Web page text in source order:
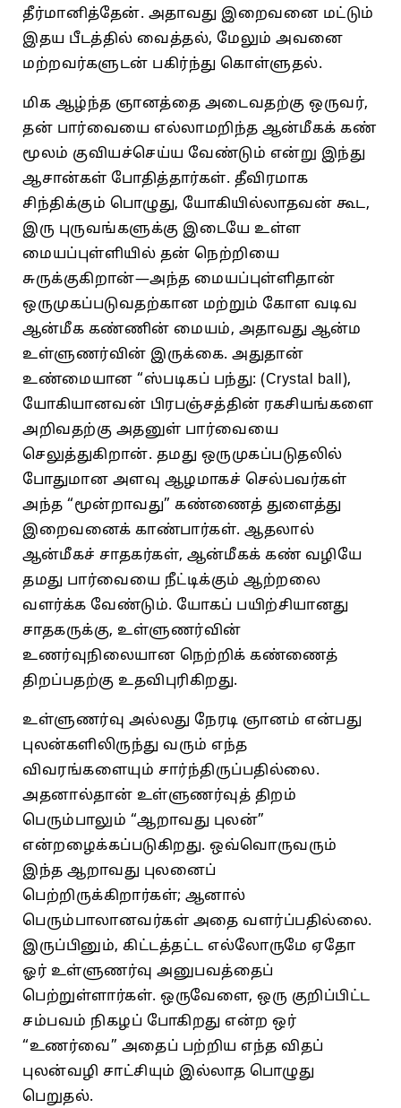
தீர்மானித்தேன்‌. அதாவது இறைவனை மட்டும்‌
இதய பீடத்தில்‌ வைத்தல்‌, மேலும்‌ அவனை
மற்றவர்களுடன்‌ பகிர்ந்து கொள்ளுதல்‌.
மிக ஆழ்ந்த ஞானத்தை அடைவதற்கு ஒருவர்‌,
தன்‌ பார்வையை எல்லாமறிந்த ஆன்மீகக்‌ கண்‌
மூலம்‌ குவியச்செய்ய வேண்டும்‌ என்று இந்து
ஆசான்கள்‌ போதித்தார்கள்‌. தீவிரமாக
சிந்திக்கும் பொழுது, யோகியில்லாதவன்‌ கூட,
இரு புருவங்களுக்கு இடையே உள்ள
மையப்புள்ளியில்‌ தன்‌ நெற்றியை
சுருக்குகிறான்‌—அந்த மையப்புள்ளிதான்‌
ஒருமுகப்படுவதற்கான மற்றும்‌ கோள வடிவ
ஆன்மீக கண்ணின்‌ மையம்‌, அதாவது ஆன்ம
உள்ளுணர்வின்‌ இருக்கை. அதுதான்‌
உண்மையான “ஸ்படிகப்‌ பந்து: (Crystal ball),
யோகியானவன்‌ பிரபஞ்சத்தின்‌ ரகசியங்களை
அறிவதற்கு அதனுள்‌ பார்வையை
செலுத்துகிறான்‌. தமது ஒருமுகப்படுதலில்‌
போதுமான அளவு ஆழமாகச்‌ செல்பவர்கள்‌
அந்த “மூன்றாவது” கண்ணைத் ‌துளைத்து
இறைவனைக்‌ காண்பார்கள்‌. ஆதலால்‌
ஆன்மீகச் ‌சாதகர்கள்‌, ஆன்மீகக்‌ கண்‌ வழியே
தமது பார்வையை நீட்டிக்கும்‌ ஆற்றலை
வளர்க்க வேண்டும்‌. யோகப்‌ பயிற்சியானது
சாதகருக்கு, உள்ளுணர்வின்‌
உணர்வுநிலையான நெற்றிக்‌ கண்ணைத்‌
திறப்பதற்கு உதவிபுரிகிறது.
உள்ளுணர்வு அல்லது நேரடி ஞானம்‌ என்பது
புலன்களிலிருந்து வரும்‌ எந்த
விவரங்களையும்‌ சார்ந்திருப்பதில்லை.
அதனால்தான்‌ உள்ளுணர்வுத்‌ திறம்‌
பெரும்பாலும்‌ “ஆறாவது புலன்‌”
என்றழைக்கப்படுகிறது. ஒவ்வொருவரும்‌
இந்த ஆறாவது புலனைப்‌
பெற்றிருக்கிறார்கள்‌; ஆனால்‌
பெரும்பாலானவர்கள்‌ அதை வளர்ப்பதில்லை.
இருப்பினும்‌, கிட்டத்தட்ட எல்லோருமே ஏதோ
ஓர்‌ உள்ளுணர்வு அனுபவத்தைப்‌
பெற்றுள்ளார்கள்‌. ஒருவேளை, ஒரு குறிப்பிட்ட
சம்பவம்‌ நிகழப்‌ போகிறது என்ற ஒர்‌
“உணர்வை” அதைப்‌ பற்றிய எந்த விதப்‌
புலன்வழி சாட்சியும்‌ இல்லாத பொழுது
பெறுதல்‌.